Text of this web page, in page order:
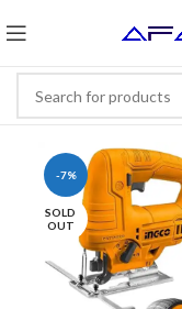
-7%
SOLD
OUT